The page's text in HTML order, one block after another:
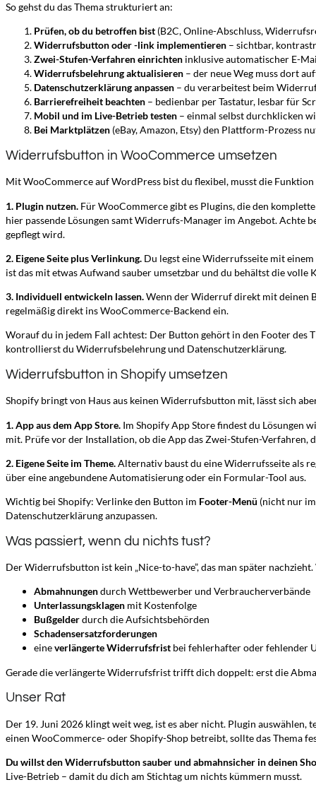
So gehst du das Thema strukturiert an:
Prüfen, ob du betroffen bist (B2C, Online-Abschluss,
Widerrufsbutton oder -link implementieren – sichtbar,
Zwei-Stufen-Verfahren einrichten inklusive automatischer E-
Widerrufsbelehrung aktualisieren – der neue Weg muss dort
Datenschutzerklärung anpassen – du verarbeitest beim
Barrierefreiheit beachten – bedienbar per Tastatur, lesbar für
Mobil und im Live-Betrieb testen – einmal selbst durchklicken
Bei Marktplätzen (eBay, Amazon, Etsy) den Plattform-Prozess
Widerrufsbutton in WooCommerce umsetzen
Mit WooCommerce auf WordPress bist du flexibel, musst die
1. Plugin nutzen. Für WooCommerce gibt es Plugins, die den
hier passende Lösungen samt Widerrufs-Manager im Angebot. Achte
gepflegt wird.
2. Eigene Seite plus Verlinkung. Du legst eine Widerrufsseite mit
ist das mit etwas Aufwand sauber umsetzbar und du behältst die
3. Individuell entwickeln lassen.Wenn der Widerruf direkt mit deinen
regelmäßig direkt ins WooCommerce-Backend ein.
Worauf du in jedem Fall achtest: Der Button gehört in den Footer des
kontrollierst du Widerrufsbelehrung und Datenschutzerklärung.
Widerrufsbutton in Shopify umsetzen
Shopify bringt von Haus aus keinen Widerrufsbutton mit, lässt sich
1. App aus dem App Store. Im Shopify App Store findest du Lösungen
mit. Prüfe vor der Installation, ob die App das Zwei-Stufen-
2. Eigene Seite im Theme.Alternativ baust du eine Widerrufsseite als
über eine angebundene Automatisierung oder ein Formular-Tool aus.
Wichtig bei Shopify: Verlinke den Button im Footer-Menü (nicht nur
Datenschutzerklärung anzupassen.
Was passiert, wenn du nichts tust?
Der Widerrufsbutton ist kein „Nice-to-have”, das man später
Abmahnungendurch Wettbewerber und Verbraucherverbände
Unterlassungsklagen mit Kostenfolge
Bußgelderdurch die Aufsichtsbehörden
Schadensersatzforderungen
eineverlängerte Widerrufsfrist bei fehlerhafter oder fehlender
Gerade die verlängerte Widerrufsfrist trifft dich doppelt: erst die
Unser Rat
Der 19. Juni 2026 klingt weit weg, ist es aber nicht. Plugin auswählen,
einen WooCommerce- oder Shopify-Shop betreibt, sollte das Thema
Du willst den Widerrufsbutton sauber und abmahnsicher in deinen
Live-Betrieb – damit du dich am Stichtag um nichts kümmern musst.